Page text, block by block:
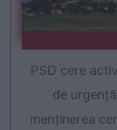
PSD cere
de
menținerea